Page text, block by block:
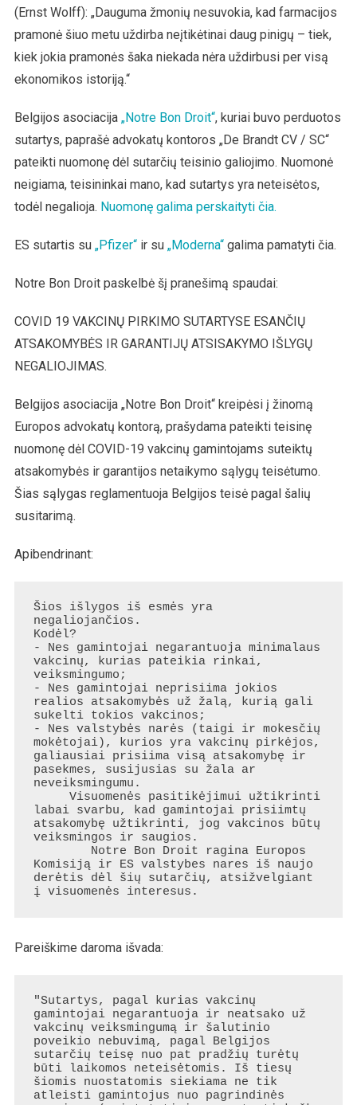
(Ernst Wolff): „Dauguma žmonių nesuvokia, kad farmacijos
pramonė šiuo metu uždirba neįtikėtinai daug pinigų – tiek,
kiek jokia pramonės šaka niekada nėra uždirbusi per visą
ekonomikos istoriją.“
Belgijos asociacija „Notre Bon Droit“, kuriai buvo perduotos
sutartys, paprašė advokatų kontoros „De Brandt CV / SC“
pateikti nuomonę dėl sutarčių teisinio galiojimo. Nuomonė
neigiama, teisininkai mano, kad sutartys yra neteisėtos,
todėl negalioja. Nuomonę galima perskaityti čia.
ES sutartis su „Pfizer“ir su „Moderna“galima pamatyti čia.
Notre Bon Droit paskelbė šį pranešimą spaudai:
COVID 19 VAKCINŲ PIRKIMO SUTARTYSE ESANČIŲ
ATSAKOMYBĖS IR GARANTIJŲ ATSISAKYMO IŠLYGŲ
NEGALIOJIMAS.
Belgijos asociacija „Notre Bon Droit“ kreipėsi į žinomą
Europos advokatų kontorą, prašydama pateikti teisinę
nuomonę dėl COVID-19 vakcinų gamintojams suteiktų
atsakomybės ir garantijos netaikymo sąlygų teisėtumo.
Šias sąlygas reglamentuoja Belgijos teisė pagal šalių
susitarimą.
Apibendrinant:
Šios išlygos iš esmės yra
negaliojančios.
Kodėl?
- Nes gamintojai negarantuoja minimalaus
vakcinų, kurias pateikia rinkai,
veiksmingumo;
- Nes gamintojai neprisiima jokios
realios atsakomybės už žalą, kurią gali
sukelti tokios vakcinos;
- Nes valstybės narės (taigi ir mokesčių
mokėtojai), kurios yra vakcinų pirkėjos,
galiausiai prisiima visą atsakomybę ir
pasekmes, susijusias su žala ar
neveiksmingumu.
labai svarbu, kad gamintojai prisiimtų
atsakomybę užtikrinti, jog vakcinos būtų
veiksmingos ir saugios.
Komisiją ir ES valstybes nares iš naujo
derėtis dėl šių sutarčių, atsižvelgiant
į visuomenės interesus.
Pareiškime daroma išvada:
"Sutartys, pagal kurias vakcinų
gamintojai negarantuoja ir neatsako už
vakcinų veiksmingumą ir šalutinio
poveikio nebuvimą, pagal Belgijos
sutarčių teisę nuo pat pradžių turėtų
būti laikomos neteisėtomis. Iš tiesų
šiomis nuostatomis siekiama ne tik
atleisti gamintojus nuo pagrindinės